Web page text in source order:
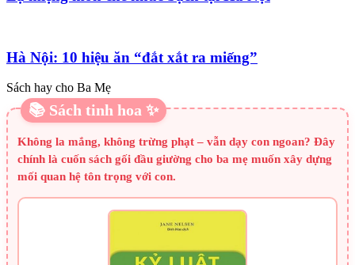
Hà Nội: 10 hiệu ăn “đắt xắt ra miếng”
Sách hay cho Ba Mẹ
📚 Sách tinh hoa ✨
Không la mắng, không trừng phạt – vẫn dạy con ngoan? Đây
chính là cuốn sách gối đầu giường cho ba mẹ muốn xây dựng
mối quan hệ tôn trọng với con.